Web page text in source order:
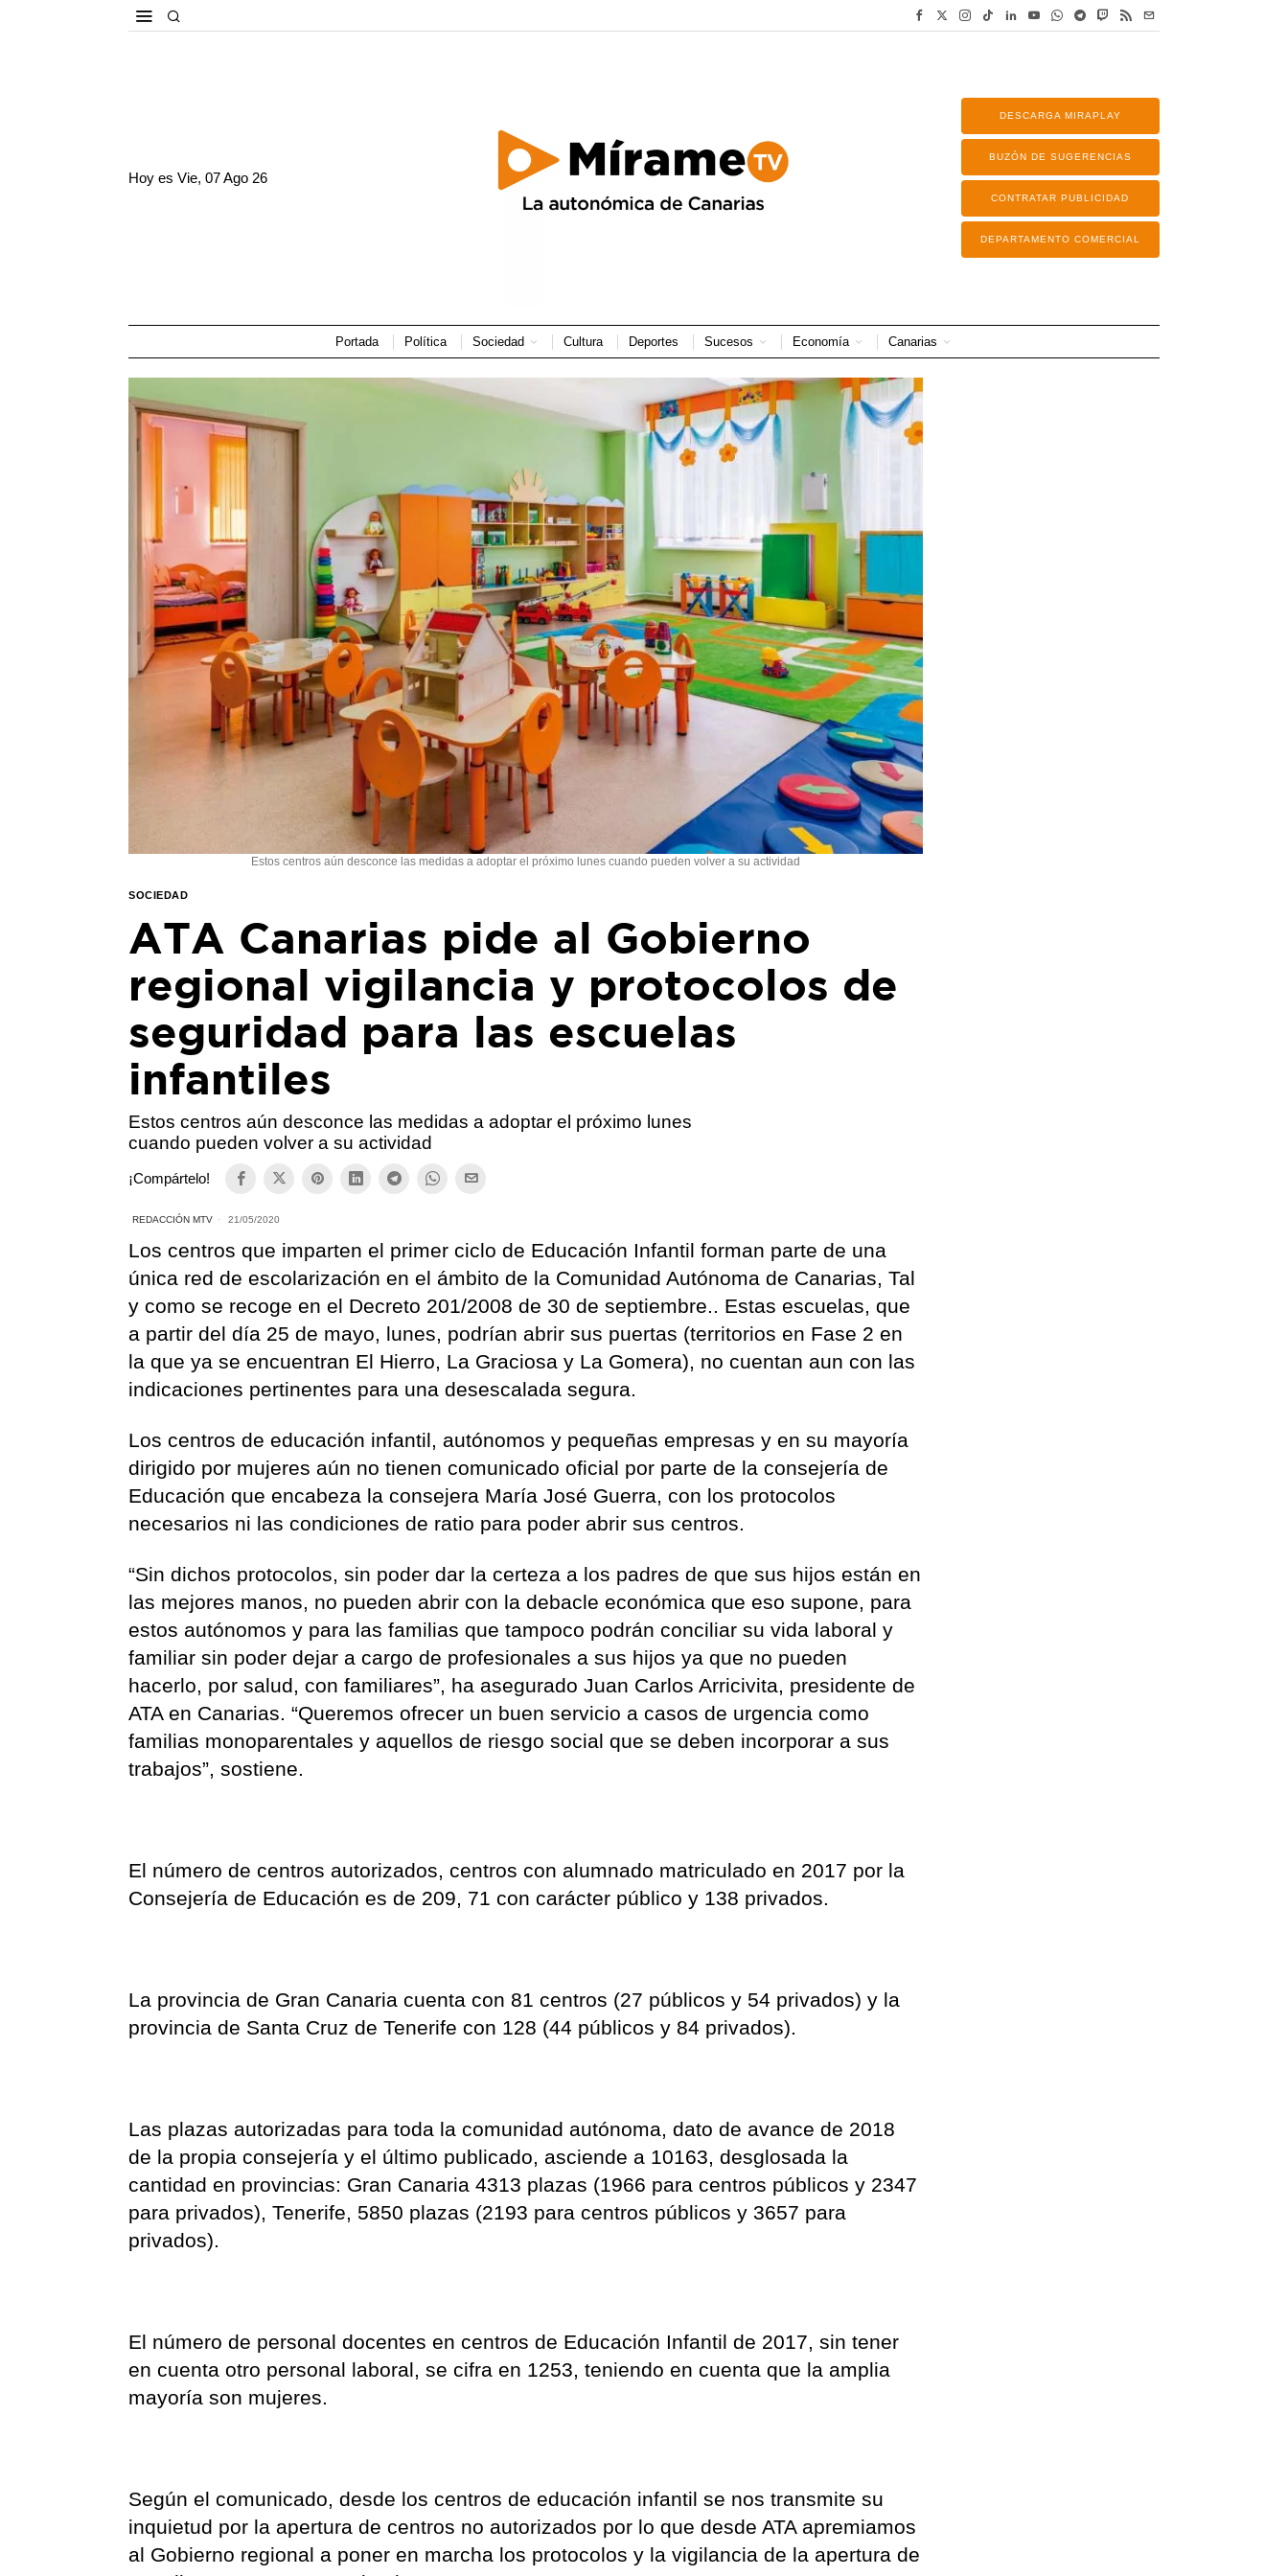
Hoy esVie, 07 Ago 26
DESCARGA MIRAPLAY
BUZÓN DE SUGERENCIAS
CONTRATAR PUBLICIDAD
DEPARTAMENTO COMERCIAL
Portada Política Sociedad Cultura Deportes Sucesos Economía Canarias
Estos centros aún desconce las medidas a adoptar el próximo lunes cuando pueden volver a su actividad
SOCIEDAD
ATA Canarias pide al Gobierno
regional vigilancia y protocolos de
seguridad para las escuelas
infantiles
Estos centros aún desconce las medidas a adoptar el próximo lunes
cuando pueden volver a su actividad
¡Compártelo!
REDACCIÓN MTV 21/05/2020
Los centros que imparten el primer ciclo de Educación Infantil forman parte de una
única red de escolarización en el ámbito de la Comunidad Autónoma de Canarias, Tal
y como se recoge en el Decreto 201/2008 de 30 de septiembre.. Estas escuelas, que
a partir del día 25 de mayo, lunes, podrían abrir sus puertas (territorios en Fase 2 en
la que ya se encuentran El Hierro, La Graciosa y La Gomera), no cuentan aun con las
indicaciones pertinentes para una desescalada segura.
Los centros de educación infantil, autónomos y pequeñas empresas y en su mayoría
dirigido por mujeres aún no tienen comunicado oficial por parte de la consejería de
Educación que encabeza la consejera María José Guerra, con los protocolos
necesarios ni las condiciones de ratio para poder abrir sus centros.
“Sin dichos protocolos, sin poder dar la certeza a los padres de que sus hijos están en
las mejores manos, no pueden abrir con la debacle económica que eso supone, para
estos autónomos y para las familias que tampoco podrán conciliar su vida laboral y
familiar sin poder dejar a cargo de profesionales a sus hijos ya que no pueden
hacerlo, por salud, con familiares”, ha asegurado Juan Carlos Arricivita, presidente de
ATA en Canarias. “Queremos ofrecer un buen servicio a casos de urgencia como
familias monoparentales y aquellos de riesgo social que se deben incorporar a sus
trabajos”, sostiene.
El número de centros autorizados, centros con alumnado matriculado en 2017 por la
Consejería de Educación es de 209, 71 con carácter público y 138 privados.
La provincia de Gran Canaria cuenta con 81 centros (27 públicos y 54 privados) y la
provincia de Santa Cruz de Tenerife con 128 (44 públicos y 84 privados).
Las plazas autorizadas para toda la comunidad autónoma, dato de avance de 2018
de la propia consejería y el último publicado, asciende a 10163, desglosada la
cantidad en provincias: Gran Canaria 4313 plazas (1966 para centros públicos y 2347
para privados), Tenerife, 5850 plazas (2193 para centros públicos y 3657 para
privados).
El número de personal docentes en centros de Educación Infantil de 2017, sin tener
en cuenta otro personal laboral, se cifra en 1253, teniendo en cuenta que la amplia
mayoría son mujeres.
Según el comunicado, desde los centros de educación infantil se nos transmite su
inquietud por la apertura de centros no autorizados por lo que desde ATA apremiamos
al Gobierno regional a poner en marcha los protocolos y la vigilancia de la apertura de